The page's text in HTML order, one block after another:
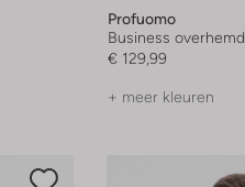
Profuomo
Business overhemd
€ 129,99
+ meer kleuren